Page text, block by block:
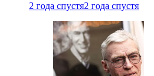
2 года спустя2 года спустя